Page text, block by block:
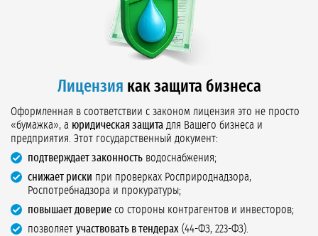
Лицензия как защита бизнеса
Оформленная в соответствии с законом лицензия это не просто
«бумажка», а юридическая защита для Вашего бизнеса и
предприятия. Этот государственный документ:
подтверждает законность водоснабжения;
снижает риски при проверках Росприроднадзора,
Роспотребнадзора и прокуратуры;
повышает доверие со стороны контрагентов и инвесторов;
позволяет участвовать в тендерах (44-ФЗ, 223-ФЗ).